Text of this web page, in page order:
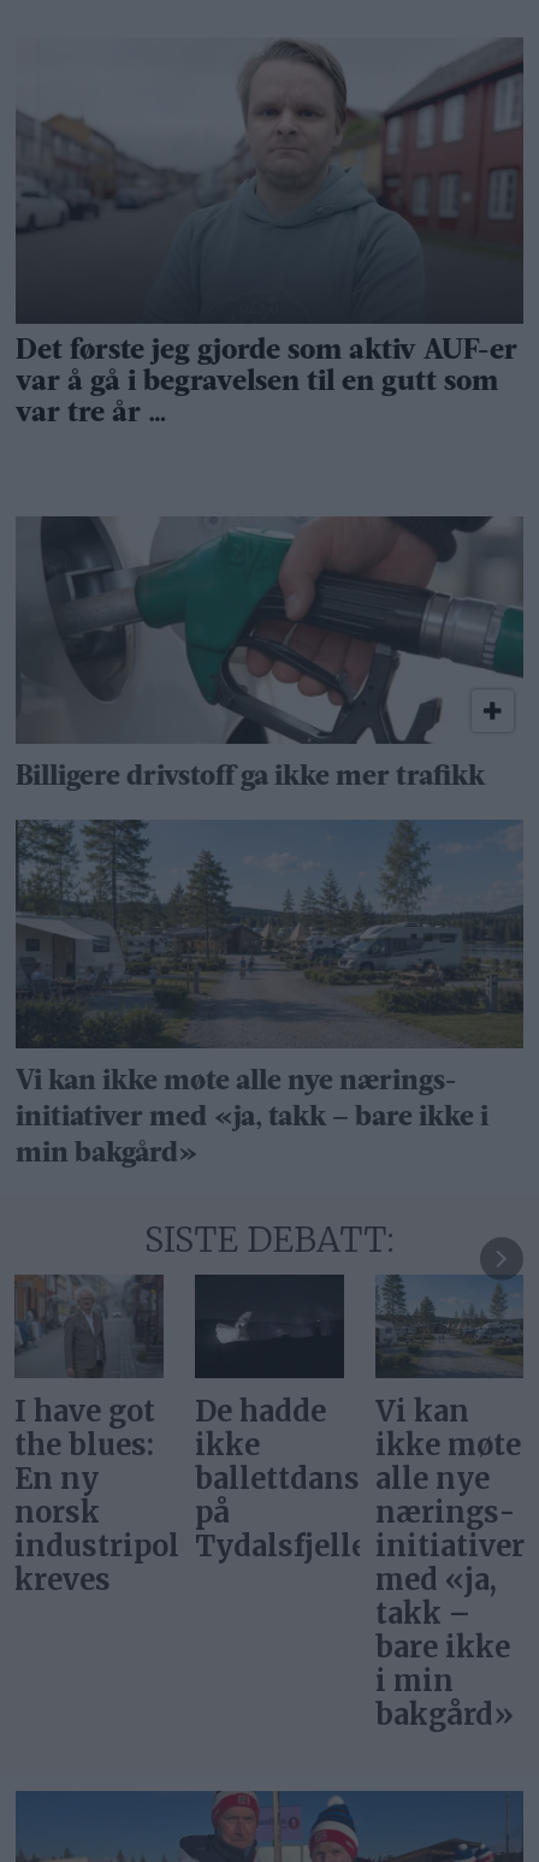
Billigere drivstoff ga ikke mer trafikk
Vi kan ikke møte alle nye nærings­
initiativer med «ja, takk – bare ikke i
min bakgård»
SISTE DEBATT:
De hadde
ikke
ballettdansere
på
Tydalsfjellet
Vi kan
ikke møte
alle nye
nærings­
initiativer
Svar på
«Gi alle
barn en
rettferdig
start»